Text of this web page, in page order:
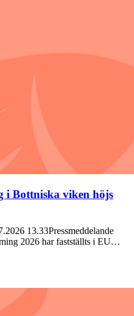
i Bottniska viken höjs
13.33Pressmeddelande
2026 har fastställts i EU…